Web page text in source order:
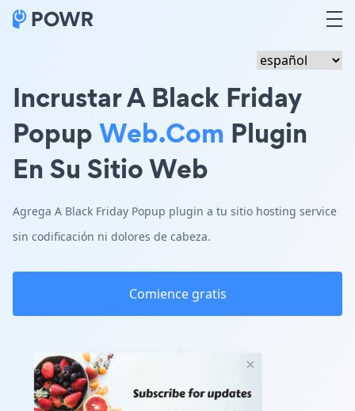
Incrustar A Black Friday
PopupWeb.com Plugin
En Su Sitio Web
Agrega A Black Friday Popup plugin a tu sitio hosting service
sin codificación ni dolores de cabeza.
Comience gratis